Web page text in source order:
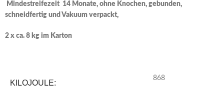
Mindestreifezeit 14 Monate, ohne Knochen, gebunden,
schneidfertig und Vakuum verpackt,
2 x ca. 8 kg im Karton
KILOJOULE:
868